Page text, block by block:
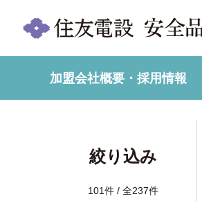
加盟会社概要・採用情報
絞り込み
101件 / 全237件